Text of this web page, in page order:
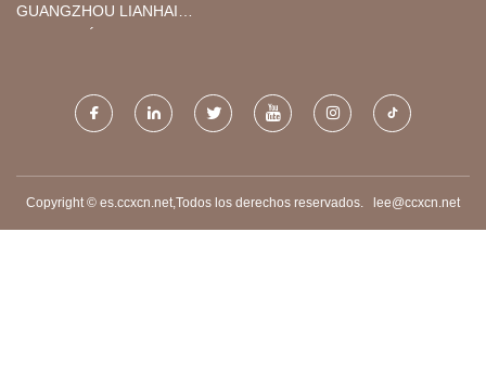
GUANGZHOU LIANHAI
Copyright © es.ccxcn.net,Todos los derechos reservados. lee@ccxcn.net